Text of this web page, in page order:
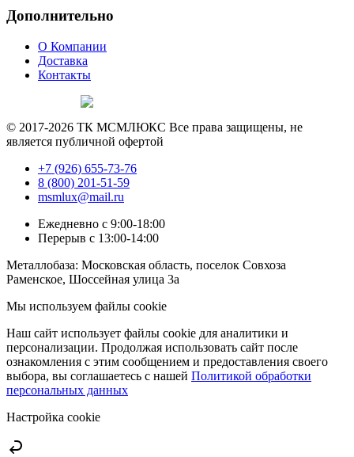
Дополнительно
О Компании
Доставка
Контакты
© 2017-2026 ТК МСМЛЮКС Все права защищены, не
является публичной офертой
+7 (926) 655-73-76
8 (800) 201-51-59
msmlux@mail.ru
Ежедневно с 9:00-18:00
Перерыв с 13:00-14:00
Металлобаза: Московская область, поселок Совхоза
Раменское, Шоссейная улица 3а
Мы используем файлы cookie
Наш сайт использует файлы cookie для аналитики и
персонализации. Продолжая использовать сайт после
ознакомления с этим сообщением и предоставления своего
выбора, вы соглашаетесь с нашей Политикой обработки
персональных данных
Настройка cookie